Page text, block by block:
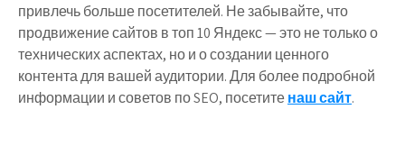
привлечь больше посетителей. Не забывайте, что
продвижение сайтов в топ 10 Яндекс — это не только о
технических аспектах, но и о создании ценного
контента для вашей аудитории. Для более подробной
информации и советов по SEO, посетитенаш сайт.